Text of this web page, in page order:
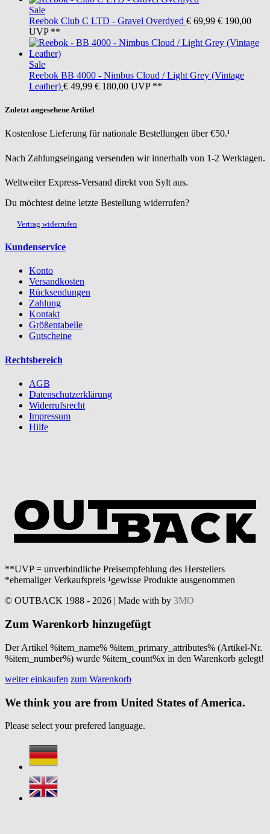
Sale
Reebok Club C LTD - Gravel Overdyed € 69,99 € 190,00
UVP **
Sale
Reebok BB 4000 - Nimbus Cloud / Light Grey (Vintage
Leather) € 49,99 € 180,00 UVP **
Zuletzt angesehene Artikel
Kostenlose Lieferung für nationale Bestellungen über €50.¹
Nach Zahlungseingang versenden wir innerhalb von 1-2 Werktagen.
Weltweiter Express-Versand direkt von Sylt aus.
Du möchtest deine letzte Bestellung widerrufen?
Vertrag widerrufen
Kundenservice
Konto
Versandkosten
Rücksendungen
Zahlung
Kontakt
Größentabelle
Gutscheine
Rechtsbereich
AGB
Datenschutzerklärung
Widerrufsrecht
Impressum
Hilfe
**UVP = unverbindliche Preisempfehlung des Herstellers
*ehemaliger Verkaufspreis ¹gewisse Produkte ausgenommen
© OUTBACK 1988 - 2026 | Made with by 3MO
Zum Warenkorb hinzugefügt
Der Artikel %item_name% %item_primary_attributes% (Artikel-Nr.
%item_number%) wurde %item_count%x in den Warenkorb gelegt!
weiter einkaufen zum Warenkorb
We think you are from United States of America.
Please select your prefered language.